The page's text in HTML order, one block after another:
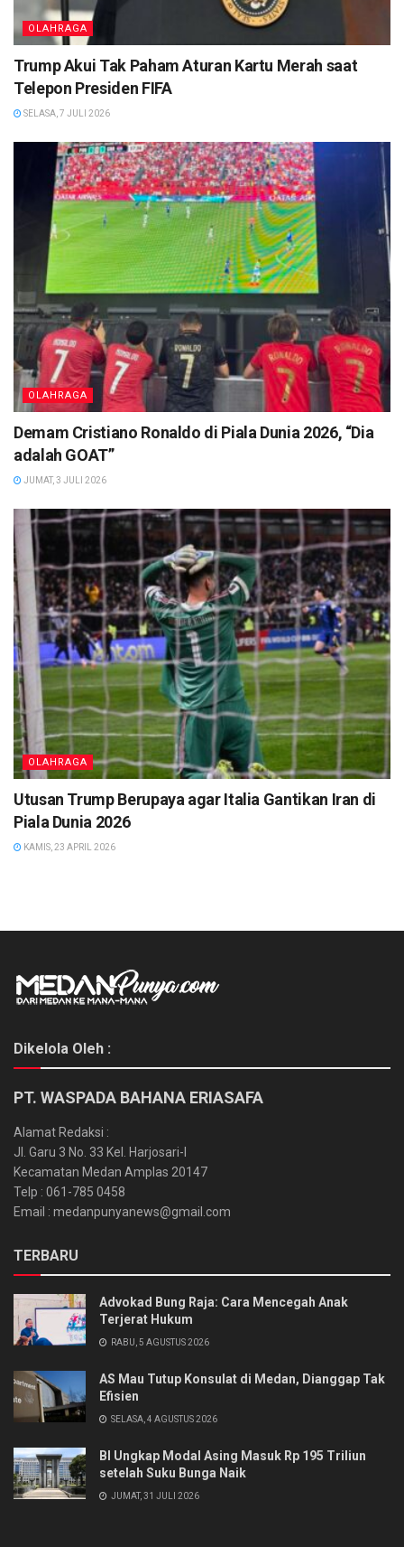
OLAHRAGA
Trump Akui Tak Paham Aturan Kartu Merah saat
Telepon Presiden FIFA
SELASA, 7 JULI 2026
OLAHRAGA
Demam Cristiano Ronaldo di Piala Dunia 2026, “Dia
adalah GOAT”
JUMAT, 3 JULI 2026
OLAHRAGA
Utusan Trump Berupaya agar Italia Gantikan Iran di
Piala Dunia 2026
KAMIS, 23 APRIL 2026
Dikelola Oleh :
PT. WASPADA BAHANA ERIASAFA
Alamat Redaksi :
Jl. Garu 3 No. 33 Kel. Harjosari-I
Kecamatan Medan Amplas 20147
Telp : 061-785 0458
Email : medanpunyanews@gmail.com
TERBARU
Advokad Bung Raja: Cara Mencegah Anak
Terjerat Hukum
RABU, 5 AGUSTUS 2026
AS Mau Tutup Konsulat di Medan, Dianggap Tak
Efisien
SELASA, 4 AGUSTUS 2026
BI Ungkap Modal Asing Masuk Rp 195 Triliun
setelah Suku Bunga Naik
JUMAT, 31 JULI 2026